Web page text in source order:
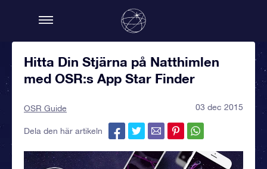
Hitta Din Stjärna på Natthimlen
med OSR:s App Star Finder
OSR Guide 03 dec 2015
Dela den här artikeln